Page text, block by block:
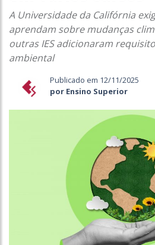
A Universidade da Califórnia
aprendam sobre mudanças
outras IES adicionaram
ambiental
Publicado em 12/11/2025
por Ensino Superior